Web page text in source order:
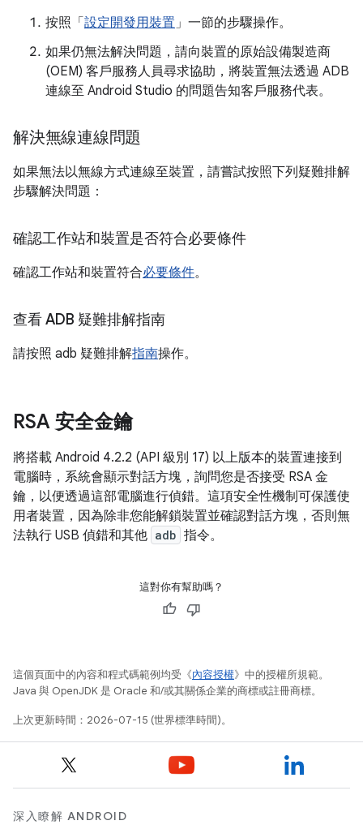
按照「 設定開發用裝置」一節的步驟操作。
如果仍無法解決問題，請向裝置的原始設備製造商
(OEM) 客戶服務人員尋求協助，將裝置無法透過 ADB
連線至 Android Studio 的問題告知客戶服務代表。
解決無線連線問題
如果無法以無線方式連線至裝置，請嘗試按照下列疑難排解
步驟解決問題：
確認工作站和裝置是否符合必要條件
確認工作站和裝置符合必要條件。
查看 ADB 疑難排解指南
請按照 adb 疑難排解指南操作。
RSA 安全金鑰
將搭載 Android 4.2.2 (API 級別 17) 以上版本的裝置連接到
電腦時，系統會顯示對話方塊，詢問您是否接受 RSA 金
鑰，以便透過這部電腦進行偵錯。這項安全性機制可保護使
用者裝置，因為除非您能解鎖裝置並確認對話方塊，否則無
法執行 USB 偵錯和其他 adb 指令。
這對你有幫助嗎？
這個頁面中的內容和程式碼範例均受《內容授權》中的授權所規範。
Java 與 OpenJDK 是 Oracle 和/或其關係企業的商標或註冊商標。
上次更新時間：2026-07-15 (世界標準時間)。
深入瞭解 ANDROID